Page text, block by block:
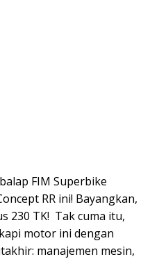
FIM Superbike
RR ini! Bayangkan,
230 TK! Tak cuma itu,
motor ini dengan
manajemen mesin,